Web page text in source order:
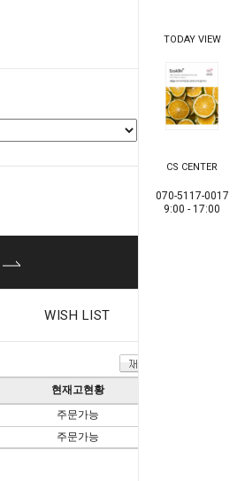
TODAY VIEW
CS CENTER
070-5117-0017
9:00 - 17:00
0원
WISH LIST
현재고현황
주문가능
주문가능